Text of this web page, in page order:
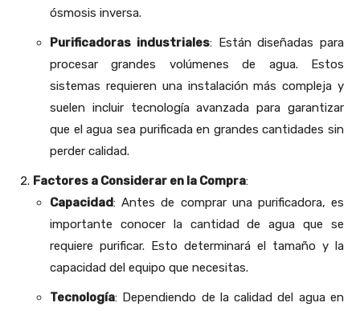
ósmosis inversa.
Purificadoras industriales: Están diseñadas para
procesar grandes volúmenes de agua. Estos
sistemas requieren una instalación más compleja y
suelen incluir tecnología avanzada para garantizar
que el agua sea purificada en grandes cantidades sin
perder calidad.
Factores a Considerar en la Compra:
Capacidad: Antes de comprar una purificadora, es
importante conocer la cantidad de agua que se
requiere purificar. Esto determinará el tamaño y la
capacidad del equipo que necesitas.
Tecnología: Dependiendo de la calidad del agua en